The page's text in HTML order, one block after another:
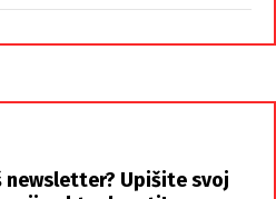
Upišite svoj